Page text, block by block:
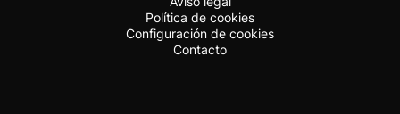
Política de cookies
Configuración de cookies
Contacto